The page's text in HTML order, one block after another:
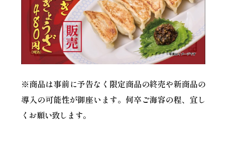
※商品は事前に予告なく限定商品の終売や新商品の
導入の可能性が御座います。何卒ご海容の程、宜し
くお願い致します。